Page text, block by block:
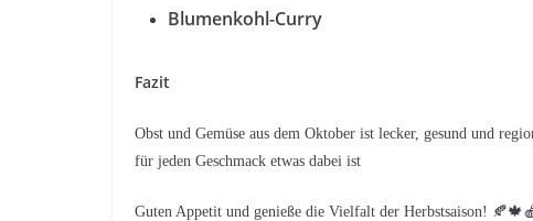
Blumenkohl-Curry
Fazit
Obst und Gemüse aus dem Oktober ist lecker, gesund und
für jeden Geschmack etwas dabei ist
Guten Appetit und genieße die Vielfalt der Herbstsaison!